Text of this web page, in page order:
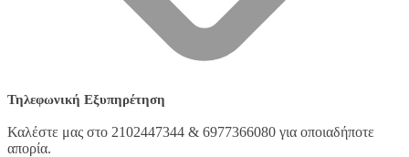
Τηλεφωνική Εξυπηρέτηση
Καλέστε μας στο 2102447344 & 6977366080 για οποιαδήποτε
απορία.